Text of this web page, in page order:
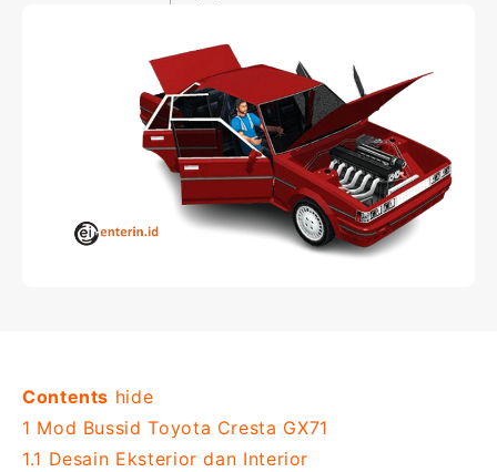
Contents hide
1 Mod Bussid Toyota Cresta GX71
1.1 Desain Eksterior dan Interior